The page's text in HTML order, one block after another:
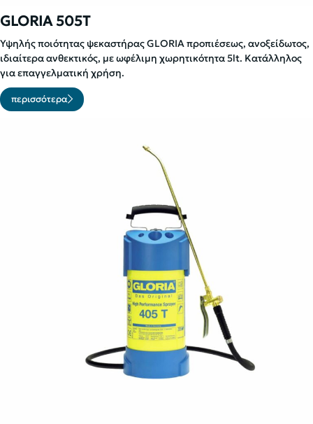
GLORIA 505T
Υψηλής ποιότητας ψεκαστήρας GLORIA προπιέσεως, ανοξείδωτος,
ιδιαίτερα ανθεκτικός, με ωφέλιμη χωρητικότητα 5lt. Κατάλληλος
για επαγγελματική χρήση.
περισσότερα